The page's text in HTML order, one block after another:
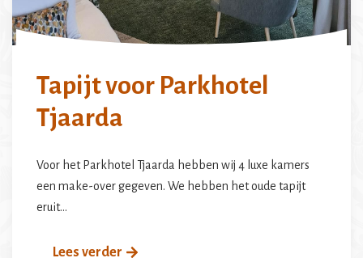
Tapijt voor Parkhotel
Tjaarda
Voor het Parkhotel Tjaarda hebben wij 4 luxe kamers
een make-over gegeven. We hebben het oude tapijt
eruit…
Lees verder